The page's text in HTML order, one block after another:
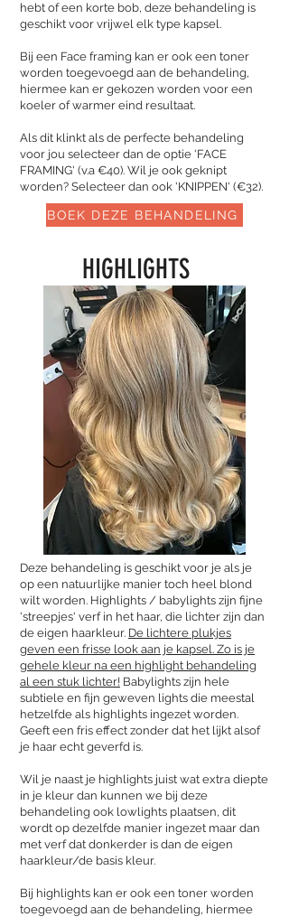
hebt of een korte bob, deze behandeling is
geschikt voor vrijwel elk type kapsel.
Bij een Face framing kan er ook een toner
worden toegevoegd aan de behandeling,
hiermee kan er gekozen worden voor een
koeler of warmer eind resultaat.
Als dit klinkt als de perfecte behandeling
voor jou selecteer dan de optie 'FACE
FRAMING' (v.a €40). Wil je ook geknipt
worden? Selecteer dan ook 'KNIPPEN' (€32).
BOEK DEZE BEHANDELING
HIGHLIGHTS
Deze behandeling is geschikt voor je als je
op een natuurlijke manier toch heel blond
wilt worden. Highlights / babylights zijn fijne
'streepjes' verf in het haar, die lichter zijn dan
de eigen haarkleur. De lichtere plukjes
geven een frisse look aan je kapsel. Zo is je
gehele kleur na een highlight behandeling
al een stuk lichter! Babylights zijn hele
subtiele en fijn geweven lights die meestal
hetzelfde als highlights ingezet worden.
Geeft een fris effect zonder dat het lijkt alsof
je haar echt geverfd is.
Wil je naast je highlights juist wat extra diepte
in je kleur dan kunnen we bij deze
behandeling ook lowlights plaatsen, dit
wordt op dezelfde manier ingezet maar dan
met verf dat donkerder is dan de eigen
haarkleur/de basis kleur.
Bij highlights kan er ook een toner worden
toegevoegd aan de behandeling, hiermee